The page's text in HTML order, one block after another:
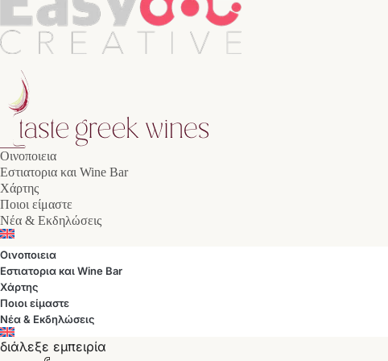
Οινοποιεια
Εστιατορια και Wine Bar
Χάρτης
Ποιοι είμαστε
Νέα & Εκδηλώσεις
Οινοποιεια
Εστιατορια και Wine Bar
Χάρτης
Ποιοι είμαστε
Νέα & Εκδηλώσεις
διάλεξε εμπειρία